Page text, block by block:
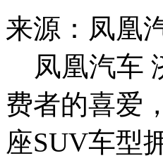
来源：凤凰
凤凰汽车
费者的喜爱
座SUV车型